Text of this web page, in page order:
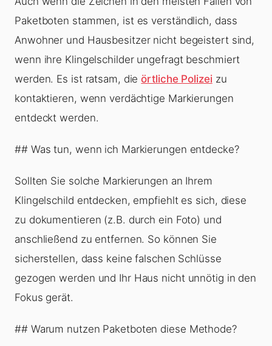
Paketboten stammen, ist es verständlich, dass
Anwohner und Hausbesitzer nicht begeistert sind,
wenn ihre Klingelschilder ungefragt beschmiert
werden. Es ist ratsam, dieörtliche Polizeizu
kontaktieren, wenn verdächtige Markierungen
entdeckt werden.
## Was tun, wenn ich Markierungen entdecke?
Sollten Sie solche Markierungen an Ihrem
Klingelschild entdecken, empfiehlt es sich, diese
zu dokumentieren (z.B. durch ein Foto) und
anschließend zu entfernen. So können Sie
sicherstellen, dass keine falschen Schlüsse
gezogen werden und Ihr Haus nicht unnötig in den
Fokus gerät.
## Warum nutzen Paketboten diese Methode?